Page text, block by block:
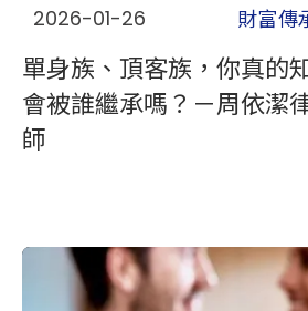
2026-01-26 財富傳
單身族、頂客族，你真的
會被誰繼承嗎？－周依潔
師